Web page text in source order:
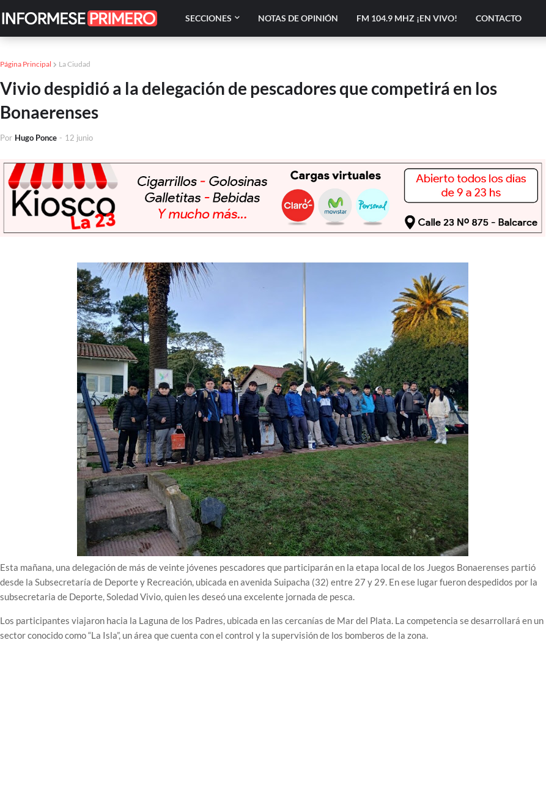
SECCIONES NOTAS DE OPINIÓN FM 104.9 MHZ ¡EN VIVO! CONTACTO
Página Principal La Ciudad
Vivio despidió a la delegación de pescadores que competirá en los
Bonaerenses
Por Hugo Ponce - 12 junio
Esta mañana, una delegación de más de veinte jóvenes pescadores que participarán en la etapa local de los Juegos Bonaerenses partió
desde la Subsecretaría de Deporte y Recreación, ubicada en avenida Suipacha (32) entre 27 y 29. En ese lugar fueron despedidos por la
subsecretaria de Deporte, Soledad Vivio, quien les deseó una excelente jornada de pesca.
Los participantes viajaron hacia la Laguna de los Padres, ubicada en las cercanías de Mar del Plata. La competencia se desarrollará en un
sector conocido como “La Isla”, un área que cuenta con el control y la supervisión de los bomberos de la zona.